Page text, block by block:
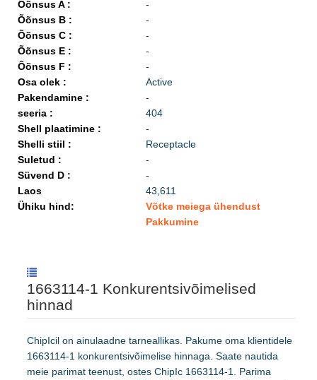
Õõnsus A :
-
Õõnsus B :
-
Õõnsus C :
-
Õõnsus E :
-
Õõnsus F :
-
Osa olek :
Active
Pakendamine :
-
seeria :
404
Shell plaatimine :
-
Shelli stiil :
Receptacle
Suletud :
-
Süvend D :
-
Laos
43,611
Ühiku hind:
Võtke meiega ühendust
Pakkumine
1663114-1 Konkurentsivõimelised
hinnad
ChipIcil on ainulaadne tarneallikas. Pakume oma klientidele
1663114-1 konkurentsivõimelise hinnaga. Saate nautida
meie parimat teenust, ostes ChipIc 1663114-1. Parima